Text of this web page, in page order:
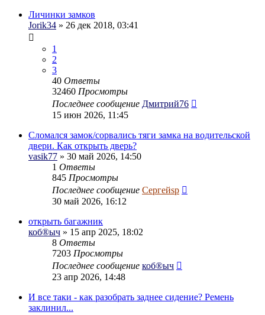
Личинки замков
Jorik34 » 26 дек 2018, 03:41
1
2
3
40 Ответы
32460 Просмотры
Последнее сообщение Дмитрий76
15 июн 2026, 11:45
Сломался замок/сорвались тяги замка на водительской
двери. Как открыть дверь?
vasik77 » 30 май 2026, 14:50
1 Ответы
845 Просмотры
Последнее сообщение Сергейsp
30 май 2026, 16:12
открыть багажник
коб®ыч » 15 апр 2025, 18:02
8 Ответы
7203 Просмотры
Последнее сообщение коб®ыч
23 апр 2026, 14:48
И все таки - как разобрать заднее сидение? Ремень
заклинил...